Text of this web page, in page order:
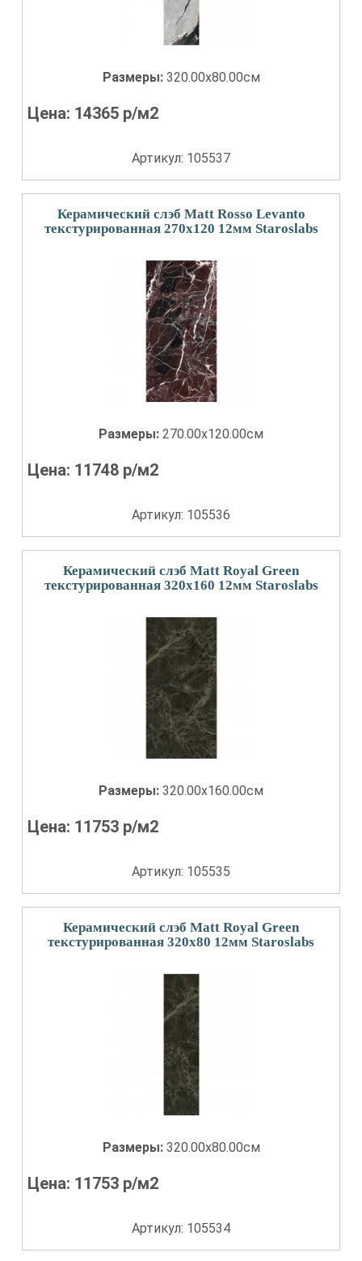
Размеры: 320.00x80.00см
Цена: 14365 р/м2
Артикул: 105537
Керамический слэб Matt Rosso Levanto
текстурированная 270x120 12мм Staroslabs
Размеры: 270.00x120.00см
Цена: 11748 р/м2
Артикул: 105536
Керамический слэб Matt Royal Green
текстурированная 320x160 12мм Staroslabs
Размеры: 320.00x160.00см
Цена: 11753 р/м2
Артикул: 105535
Керамический слэб Matt Royal Green
текстурированная 320x80 12мм Staroslabs
Размеры: 320.00x80.00см
Цена: 11753 р/м2
Артикул: 105534